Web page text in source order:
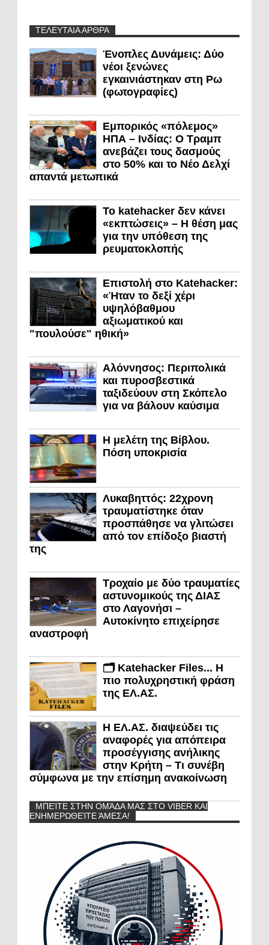
ΤΕΛΕΥΤΑΙΑ ΑΡΘΡΑ
Ένοπλες Δυνάμεις: Δύο
νέοι ξενώνες
εγκαινιάστηκαν στη Ρω
(φωτογραφίες)
Εμπορικός «πόλεμος»
ΗΠΑ – Ινδίας: Ο Τραμπ
ανεβάζει τους δασμούς
στο 50% και το Νέο Δελχί
απαντά μετωπικά
Το katehacker δεν κάνει
«εκπτώσεις» – Η θέση μας
για την υπόθεση της
ρευματοκλοπής
Επιστολή στο Katehacker:
«Ήταν το δεξί χέρι
υψηλόβαθμου
αξιωματικού και
"πουλούσε" ηθική»
Αλόννησος: Περιπολικά
και πυροσβεστικά
ταξιδεύουν στη Σκόπελο
για να βάλουν καύσιμα
Η μελέτη της Βίβλου.
Πόση υποκρισία
Λυκαβηττός: 22χρονη
τραυματίστηκε όταν
προσπάθησε να γλιτώσει
από τον επίδοξο βιαστή
της
Τροχαίο με δύο τραυματίες
αστυνομικούς της ΔΙΑΣ
στο Λαγονήσι –
Αυτοκίνητο επιχείρησε
αναστροφή
🗂️ Katehacker Files... Η
πιο πολυχρηστική φράση
της ΕΛ.ΑΣ.
Η ΕΛ.ΑΣ. διαψεύδει τις
αναφορές για απόπειρα
προσέγγισης ανήλικης
στην Κρήτη – Τι συνέβη
σύμφωνα με την επίσημη ανακοίνωση
ΜΠΕΊΤΕ ΣΤΗΝ ΟΜΆΔΑ ΜΑΣ ΣΤΟ VIBER ΚΑΙ
ΕΝΗΜΕΡΩΘΕΊΤΕ ΆΜΕΣΑ!